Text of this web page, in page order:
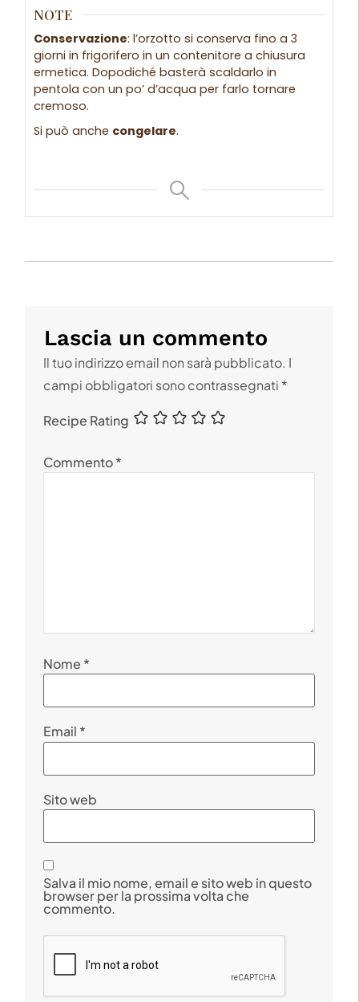
NOTE
Conservazione: l’orzotto si conserva fino a 3
giorni in frigorifero in un contenitore a chiusura
ermetica. Dopodiché basterà scaldarlo in
pentola con un po’ d’acqua per farlo tornare
cremoso.
Si può anche congelare.
Lascia un commento
Il tuo indirizzo email non sarà pubblicato. I
campi obbligatori sono contrassegnati *
Recipe Rating
Commento*
Nome *
Email *
Sito web
Salva il mio nome, email e sito web in questo
browser per la prossima volta che
commento.